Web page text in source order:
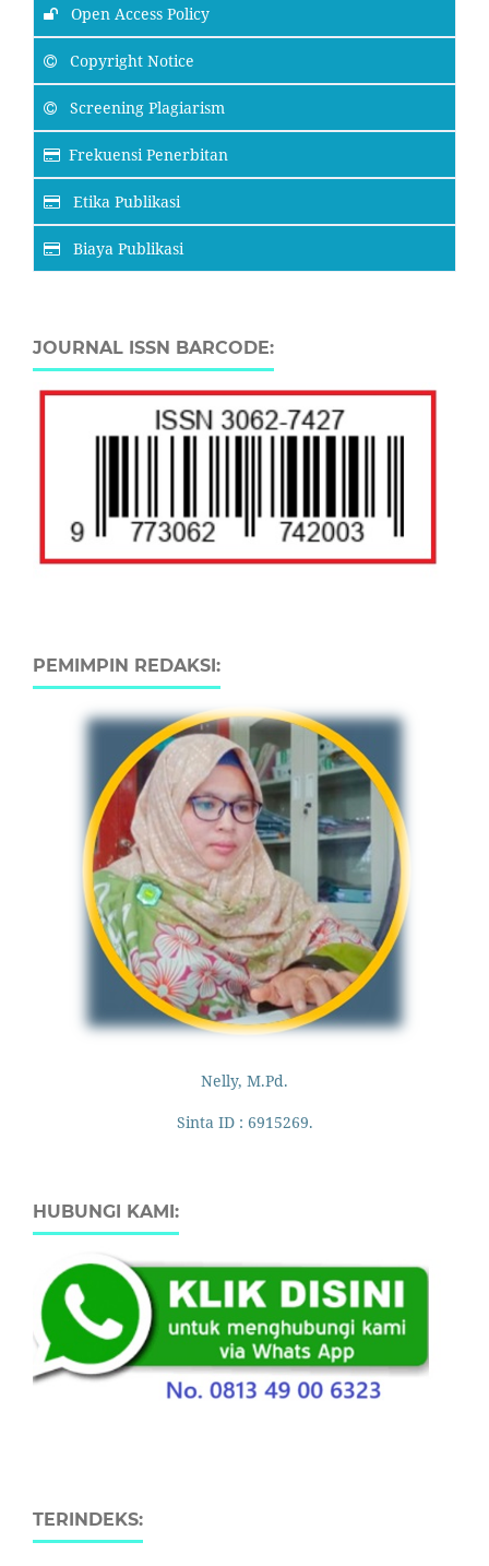
Open Access Policy
Copyright Notice
Screening Plagiarism
Frekuensi Penerbitan
Etika Publikasi
Biaya Publikasi
JOURNAL ISSN BARCODE:
PEMIMPIN REDAKSI:
Nelly, M.Pd.
Sinta ID : 6915269.
HUBUNGI KAMI:
TERINDEKS: